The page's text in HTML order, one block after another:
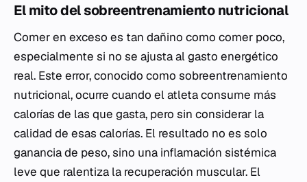
El mito del sobreentrenamiento nutricional
Comer en exceso es tan dañino como comer poco,
especialmente si no se ajusta al gasto energético
real. Este error, conocido como sobreentrenamiento
nutricional, ocurre cuando el atleta consume más
calorías de las que gasta, pero sin considerar la
calidad de esas calorías. El resultado no es solo
ganancia de peso, sino una inflamación sistémica
leve que ralentiza la recuperación muscular. El